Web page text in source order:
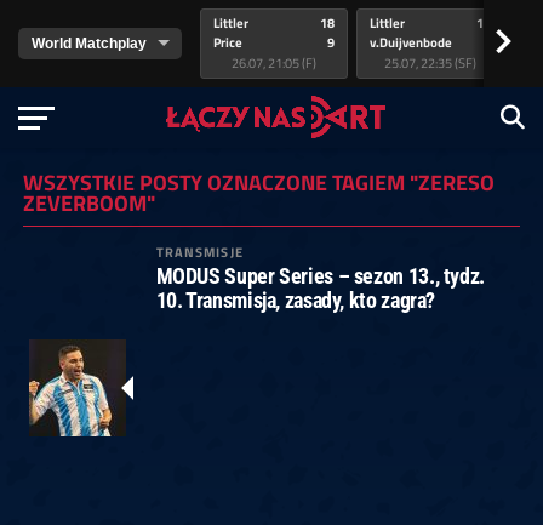
Littler
Price
18
9
26.07, 21:05 (F)
Littler
v.Duijvenbode
17
25.07, 22:35 (SF)
>
WSZYSTKIE POSTY OZNACZONE TAGIEM "ZERESO
ZEVERBOOM"
TRANSMISJE
MODUS Super Series – sezon 13., tydz.
10. Transmisja, zasady, kto zagra?